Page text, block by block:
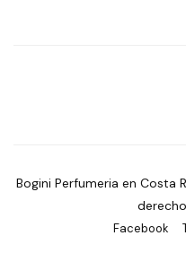
Bogini Perfumeria en
Facebook